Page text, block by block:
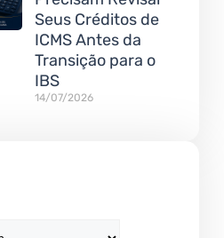
Seus Créditos de
ICMS Antes da
Transição para o
IBS
14/07/2026